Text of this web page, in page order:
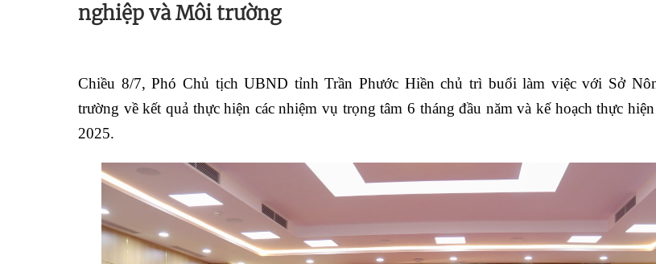
nghiệp và Môi trường
Chiều 8/7, Phó Chủ tịch UBND tỉnh Trần Phước Hiền chủ trì buổi làm việc với Sở
trường về kết quả thực hiện các nhiệm vụ trọng tâm 6 tháng đầu năm và kế hoạch thực
2025.